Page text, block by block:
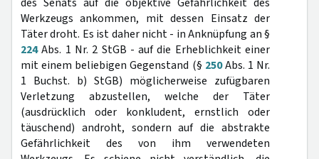
Werkzeugs ankommen, mit dessen Einsatz der
Täter droht. Es ist daher nicht - in Anknüpfung an §
224Abs. 1 Nr. 2 StGB - auf die Erheblichkeit einer
mit einem beliebigen Gegenstand (§ 250Abs. 1 Nr.
1 Buchst. b) StGB) möglicherweise zufügbaren
Verletzung abzustellen, welche der Täter
(ausdrücklich oder konkludent, ernstlich oder
täuschend) androht, sondern auf die abstrakte
Gefährlichkeit des von ihm verwendeten